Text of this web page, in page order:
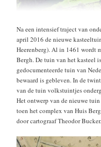
Na een intensief traject van
april 2016 de nieuwe
Heerenberg). Al in 1461 wordt
Bergh. De tuin van het kasteel
gedocumenteerde tuin van
bewaard is gebleven. In de
van de tuin volkstuintjes
Het ontwerp van de nieuwe
toen het complex van Huis
door cartograaf Theodor Bucker.